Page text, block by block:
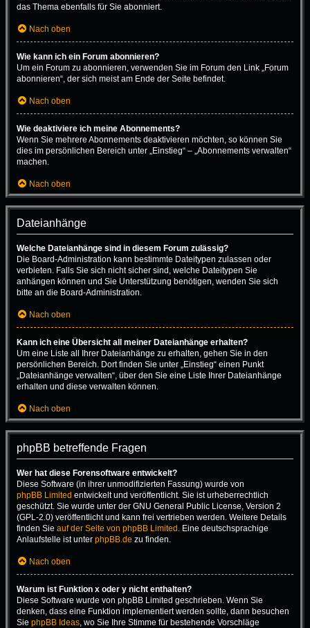
das Thema ebenfalls für Sie abonniert.
Nach oben
Wie kann ich ein Forum abonnieren?
Um ein Forum zu abonnieren, verwenden Sie im Forum den Link „Forum
abonnieren“, der sich meist am Ende der Seite befindet.
Nach oben
Wie deaktiviere ich meine Abonnements?
Wenn Sie mehrere Abonnements deaktivieren möchten, so können Sie
dies im persönlichen Bereich unter „Einstieg“ – „Abonnements verwalten“
machen.
Nach oben
Dateianhänge
Welche Dateianhänge sind in diesem Forum zulässig?
Die Board-Administration kann bestimmte Dateitypen zulassen oder
verbieten. Falls Sie sich nicht sicher sind, welche Dateitypen Sie
anhängen können und Sie Unterstützung benötigen, wenden Sie sich
bitte an die Board-Administration.
Nach oben
Kann ich eine Übersicht all meiner Dateianhänge erhalten?
Um eine Liste all Ihrer Dateianhänge zu erhalten, gehen Sie in den
persönlichen Bereich. Dort finden Sie unter „Einstieg“ einen Punkt
„Dateianhänge verwalten“, über den Sie eine Liste Ihrer Dateianhänge
erhalten und diese verwalten können.
Nach oben
phpBB betreffende Fragen
Wer hat diese Forensoftware entwickelt?
Diese Software (in ihrer unmodifizierten Fassung) wurde von
phpBB Limited entwickelt und veröffentlicht. Sie ist urheberrechtlich
geschützt. Sie wurde unter der GNU General Public License, Version 2
(GPL-2.0) veröffentlicht und kann frei vertrieben werden. Weitere Details
finden Sie auf der Seite von phpBB Limited . Eine deutschsprachige
Anlaufstelle ist unter phpBB.de zu finden.
Nach oben
Warum ist Funktion x oder y nicht enthalten?
Diese Software wurde von phpBB Limited geschrieben. Wenn Sie
denken, dass eine Funktion implementiert werden sollte, dann besuchen
Sie phpBB Ideas, wo Sie Ihre Stimme für bestehende Vorschläge